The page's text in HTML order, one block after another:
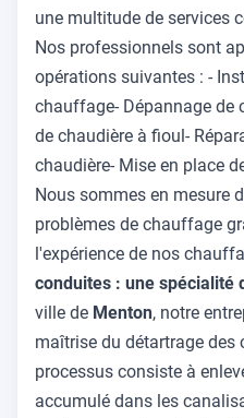
une multitude de services
Nos professionnels sont
opérations suivantes : -
chauffage- Dépannage de
de chaudière à fioul-
chaudière- Mise en place
Nous sommes en mesure
problèmes de chauffage
l'expérience de nos
conduites : une spécialité
ville de Menton, notre
maîtrise du détartrage des
processus consiste à
accumulé dans les